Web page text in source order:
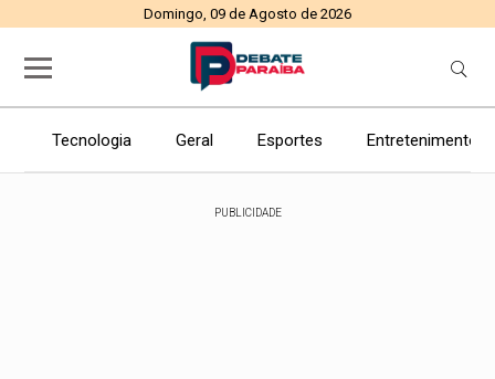
Domingo, 09 de Agosto de 2026
Tecnologia Geral Esportes Entretenimento
PUBLICIDADE